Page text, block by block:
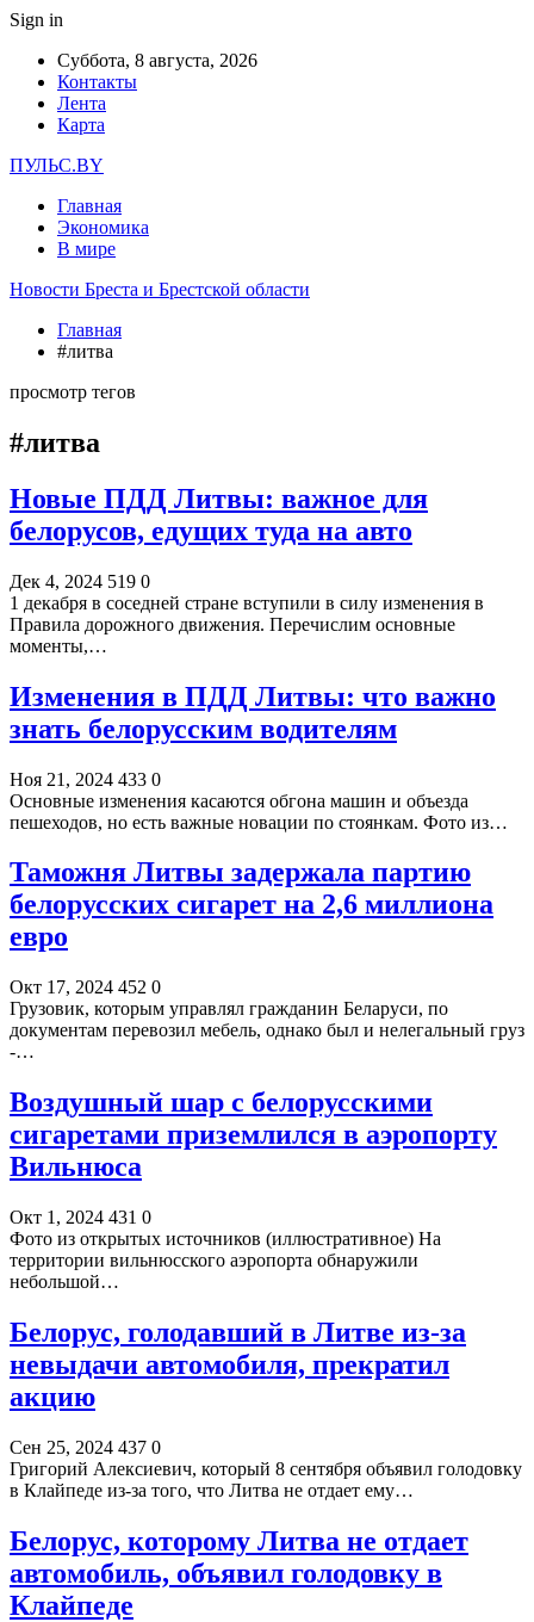
Sign in
Суббота, 8 августа, 2026
Контакты
Лента
Карта
ПУЛЬС.BY
Главная
Экономика
В мире
Новости Бреста и Брестской области
Главная
#литва
просмотр тегов
#литва
Новые ПДД Литвы: важное для
белорусов, едущих туда на авто
Дек 4, 2024 519 0
1 декабря в соседней стране вступили в силу изменения в
Правила дорожного движения. Перечислим основные
моменты,…
Изменения в ПДД Литвы: что важно
знать белорусским водителям
Ноя 21, 2024 433 0
Основные изменения касаются обгона машин и объезда
пешеходов, но есть важные новации по стоянкам. Фото из…
Таможня Литвы задержала партию
белорусских сигарет на 2,6 миллиона
евро
Окт 17, 2024 452 0
Грузовик, которым управлял гражданин Беларуси, по
документам перевозил мебель, однако был и нелегальный груз
-…
Воздушный шар с белорусскими
сигаретами приземлился в аэропорту
Вильнюса
Окт 1, 2024 431 0
Фото из открытых источников (иллюстративное) На
территории вильнюсского аэропорта обнаружили
небольшой…
Белорус, голодавший в Литве из-за
невыдачи автомобиля, прекратил
акцию
Сен 25, 2024 437 0
Григорий Алексиевич, который 8 сентября объявил голодовку
в Клайпеде из-за того, что Литва не отдает ему…
Белорус, которому Литва не отдает
автомобиль, объявил голодовку в
Клайпеде